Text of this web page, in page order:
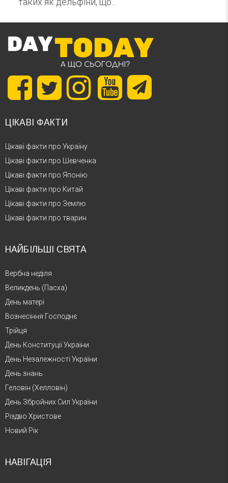
ЦІКАВІ ФАКТИ
Цікаві факти про Україну
Цікаві факти про Шевченка
Цікаві факти про Японію
Цікаві факти про Китай
Цікаві факти про Землю
Цікаві факти про тварин
НАЙБІЛЬШІ СВЯТА
Вербна неділя
Великдень (Пасха)
День матері
Вознесіння Господнє
Трійця
День Конституції України
День Незалежності України
День знань
Геловін (Хелловін)
День Збройних Сил України
Різдво Христове
Новий Рік
НАВІГАЦІЯ